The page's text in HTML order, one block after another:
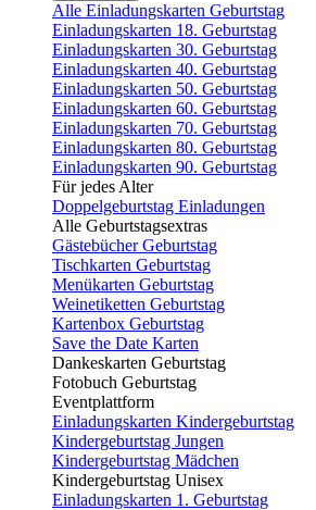
Alle Einladungskarten Geburtstag
Einladungskarten 18. Geburtstag
Einladungskarten 30. Geburtstag
Einladungskarten 40. Geburtstag
Einladungskarten 50. Geburtstag
Einladungskarten 60. Geburtstag
Einladungskarten 70. Geburtstag
Einladungskarten 80. Geburtstag
Einladungskarten 90. Geburtstag
Für jedes Alter
Doppelgeburtstag Einladungen
Alle Geburtstagsextras
Gästebücher Geburtstag
Tischkarten Geburtstag
Menükarten Geburtstag
Weinetiketten Geburtstag
Kartenbox Geburtstag
Save the Date Karten
Dankeskarten Geburtstag
Fotobuch Geburtstag
Eventplattform
Einladungskarten Kindergeburtstag
Kindergeburtstag Jungen
Kindergeburtstag Mädchen
Kindergeburtstag Unisex
Einladungskarten 1. Geburtstag